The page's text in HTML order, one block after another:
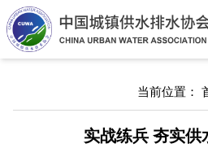
当前位置：
实战练兵 夯实供